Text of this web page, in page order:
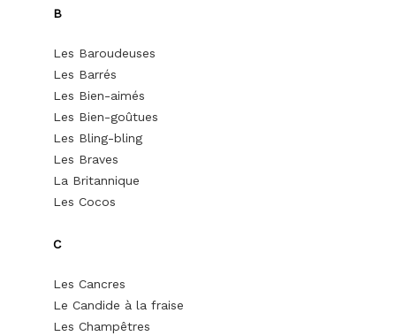
B
Les Baroudeuses
Les Barrés
Les Bien-aimés
Les Bien-goûtues
Les Bling-bling
Les Braves
La Britannique
Les Cocos
C
Les Cancres
Le Candide à la fraise
Les Champêtres